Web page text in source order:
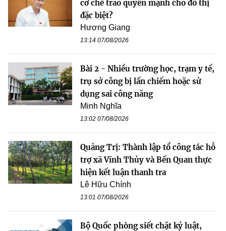
cơ chế trao quyền mạnh cho đô thị
đặc biệt?
Hương Giang
13:14 07/08/2026
Bài 2 - Nhiều trường học, trạm y tế,
trụ sở công bị lấn chiếm hoặc sử
dụng sai công năng
Minh Nghĩa
13:02 07/08/2026
Quảng Trị: Thành lập tổ công tác hỗ
trợ xã Vĩnh Thủy và Bến Quan thực
hiện kết luận thanh tra
Lê Hữu Chính
13:01 07/08/2026
Bộ Quốc phòng siết chặt kỷ luật,